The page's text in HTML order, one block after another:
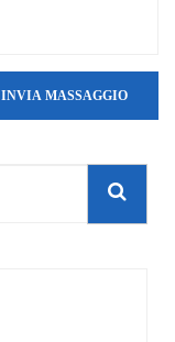
INVIA MASSAGGIO